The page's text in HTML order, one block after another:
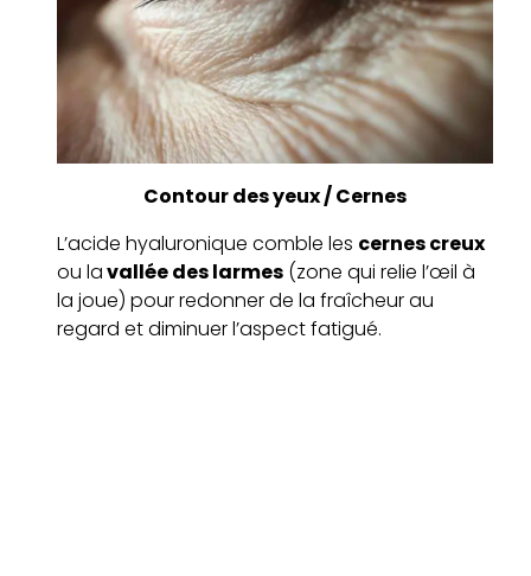
Contour des yeux / Cernes
L’acide hyaluronique comble les cernes creux
ou lavallée des larmes (zone qui relie l’œil à
la joue) pour redonner de la fraîcheur au
regard et diminuer l’aspect fatigué.